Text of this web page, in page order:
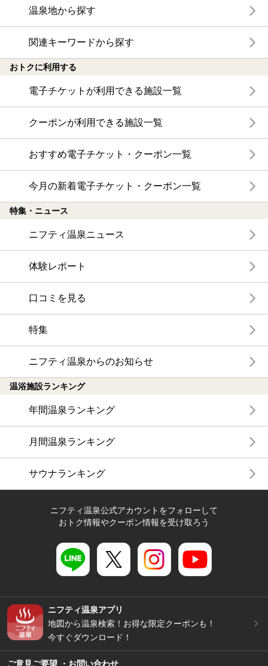
温泉地から探す
関連キーワードから探す
おトクに利用する
電子チケットが利用できる施設一覧
クーポンが利用できる施設一覧
おすすめ電子チケット・クーポン一覧
今月の新着電子チケット・クーポン一覧
特集・ニュース
ニフティ温泉ニュース
体験レポート
口コミを見る
特集
ニフティ温泉からのお知らせ
温浴施設ランキング
年間温泉ランキング
月間温泉ランキング
サウナランキング
ニフティ温泉公式アカウントをフォローして
おトク情報やクーポン情報を受け取ろう
ニフティ温泉アプリ
地図から温泉検索！お得な限定クーポンも！
今すぐダウンロード！
ご意見ご要望 ・お問い合わせ